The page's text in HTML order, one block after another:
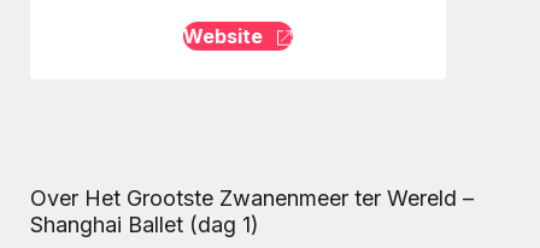
Over Het Grootste Zwanenmeer ter Wereld –
Shanghai Ballet (dag 1)
Website